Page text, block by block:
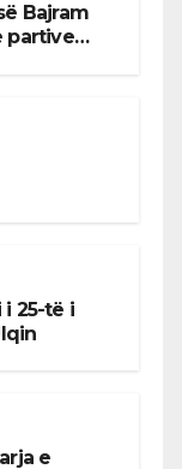
Bajram
partive
25-të i
e